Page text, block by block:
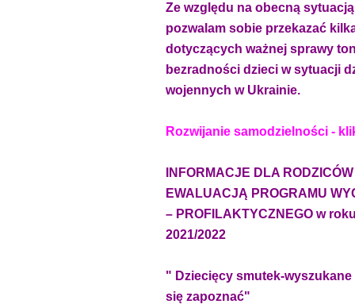
Ze względu na obecną
pozwalam sobie przekazać
dotyczących ważnej sprawy
bezradności dzieci w sytuacji
wojennych w Ukrainie.
Rozwijanie samodzielności -
INFORMACJE DLA
EWALUACJĄ PROGRAMU
– PROFILAKTYCZNEGO w
2021/2022
" Dziecięcy smutek-wyszukane
się zapoznać"